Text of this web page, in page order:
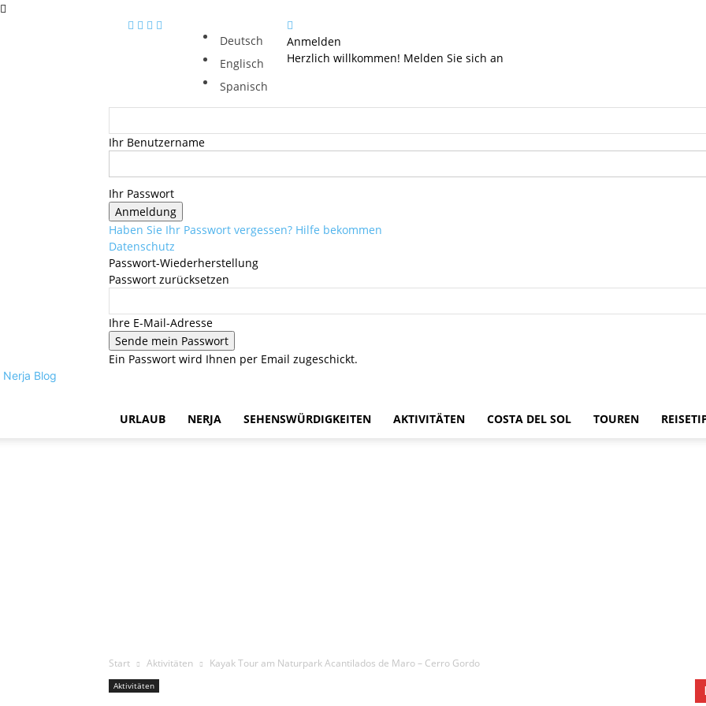
Deutsch
Englisch
Spanisch
Anmelden
Herzlich willkommen! Melden Sie sich an
Ihr Benutzername
Ihr Passwort
Haben Sie Ihr Passwort vergessen? Hilfe bekommen
Datenschutz
Passwort-Wiederherstellung
Passwort zurücksetzen
Ihre E-Mail-Adresse
Ein Passwort wird Ihnen per Email zugeschickt.
Nerja Blog
URLAUB NERJA SEHENSWÜRDIGKEITEN AKTIVITÄTEN COSTA DEL SOL TOUREN
Start Aktivitäten Kayak Tour am Naturpark Acantilados de Maro – Cerro Gordo
Aktivitäten